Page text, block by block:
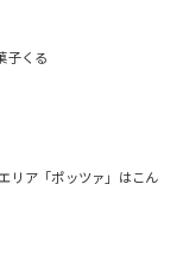
子くる
リア「ポッツァ」はこん